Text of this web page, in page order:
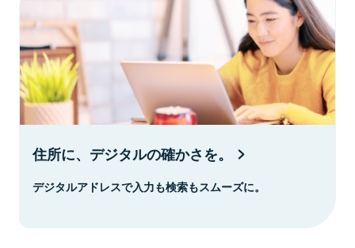
住所に、デジタルの確かさを。
デジタルアドレスで入力も検索もスムーズに。